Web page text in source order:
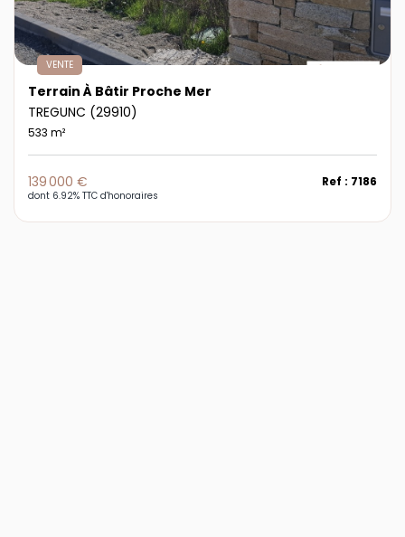
VENTE
Terrain À Bâtir Proche Mer
TREGUNC (29910)
533 m²
139 000 €
dont 6.92% TTC d'honoraires
Ref : 7186